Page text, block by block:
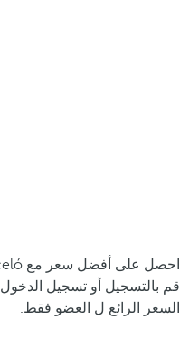
احصل على أفضل سعر مع MyBarceló
قم بالتسجيل أو تسجيل
السعر الرائع ل العضو فقط.